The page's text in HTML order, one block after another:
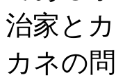
治家と
カネの